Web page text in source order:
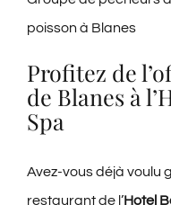
poisson à Blanes
Profitez de
de Blanes à
Spa
Avez-vous déjà voulu
restaurant de l’Hotel